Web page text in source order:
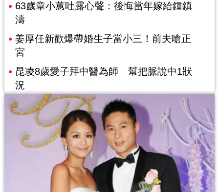
63歲章小蕙吐露心聲：後悔當年嫁給鍾鎮
濤
姜厚任新歡爆帶婚生子當小三！前夫嗆正
宮
昆凌8歲愛子拜中醫為師 幫把脈說中1狀
況